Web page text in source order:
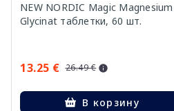
NEW NORDIC Magic Magnesium
Glycinat таблетки, 60 шт.
13.25 € 26.49 €
В корзину